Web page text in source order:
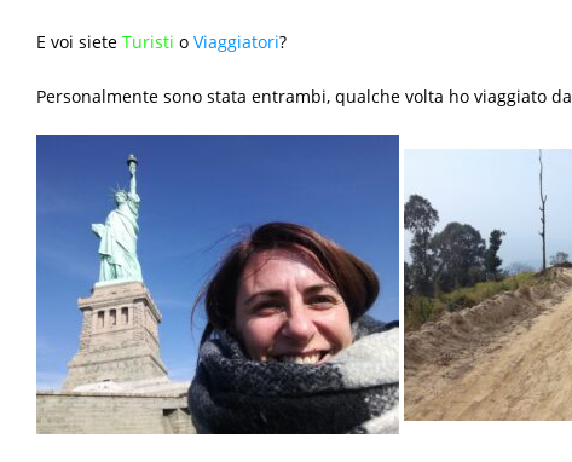
E voi siete Turisti o Viaggiatori?
Personalmente sono stata entrambi, qualche volta ho viaggiato da